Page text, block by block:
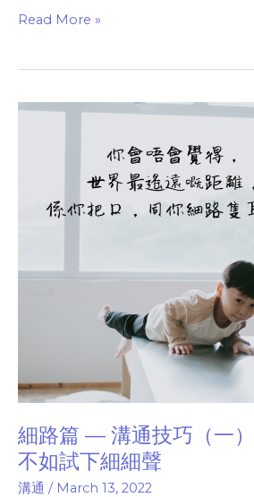
Read More »
細路篇 — 溝通技巧（一
不如試下細細聲
溝通 / March 13, 2022
細
聽？
不
如
試
下